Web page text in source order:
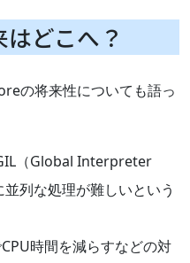
はどこへ？
の将来性についても語っ
（Global Interpreter
列な処理が難しいという
時間を減らすなどの対